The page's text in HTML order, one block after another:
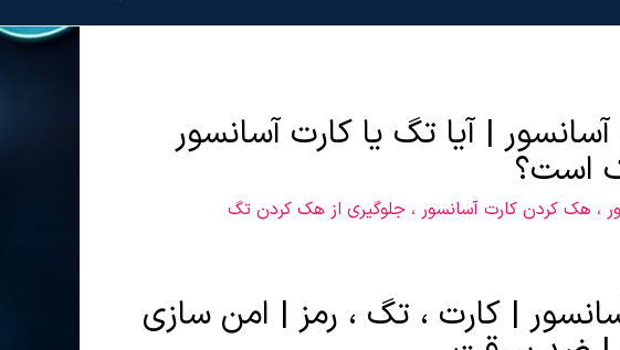
| آیا تگ یا کارت آسانسور
است؟
، هک کردن کارت آسانسور ، جلوگیری از هک کردن تگ
| کارت ، تگ ، رمز | امن سازی